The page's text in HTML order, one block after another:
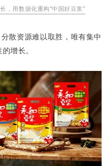
，用数据化重构“中国好豆浆”
散资源难以取胜，唯有集中
增长。